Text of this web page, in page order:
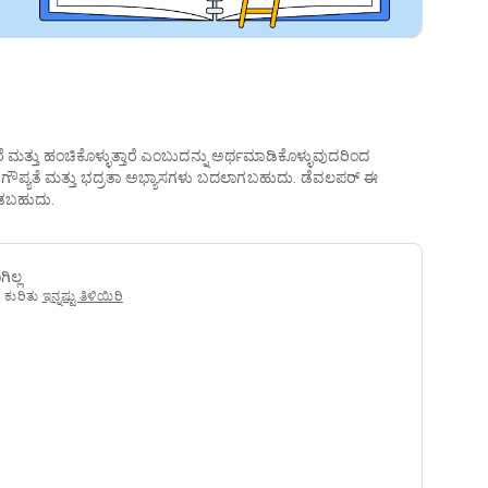
ಹಂಚಿಕೊಳ್ಳುತ್ತಾರೆ ಎಂಬುದನ್ನು ಅರ್ಥಮಾಡಿಕೊಳ್ಳುವುದರಿಂದ
ಗೌಪ್ಯತೆ ಮತ್ತು ಭದ್ರತಾ ಅಭ್ಯಾಸಗಳು ಬದಲಾಗಬಹುದು. ಡೆವಲಪರ್ ಈ
ಇನ್ನಷ್ಟು ತಿಳಿಯಿರಿ